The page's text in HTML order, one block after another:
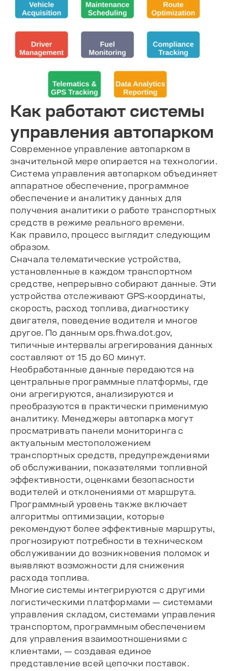
Как работают системы
управления автопарком
Современное управление автопарком в
значительной мере опирается на технологии.
Система управления автопарком объединяет
аппаратное обеспечение, программное
обеспечение и аналитику данных для
получения аналитики о работе транспортных
средств в режиме реального времени.
Как правило, процесс выглядит следующим
образом.
Сначала телематические устройства,
установленные в каждом транспортном
средстве, непрерывно собирают данные. Эти
устройства отслеживают GPS-координаты,
скорость, расход топлива, диагностику
двигателя, поведение водителя и многое
другое. По данным ops.fhwa.dot.gov,
типичные интервалы агрегирования данных
составляют от 15 до 60 минут.
Необработанные данные передаются на
центральные программные платформы, где
они агрегируются, анализируются и
преобразуются в практически применимую
аналитику. Менеджеры автопарка могут
просматривать панели мониторинга с
актуальным местоположением
транспортных средств, предупреждениями
об обслуживании, показателями топливной
эффективности, оценками безопасности
водителей и отклонениями от маршрута.
Программный уровень также включает
алгоритмы оптимизации, которые
рекомендуют более эффективные маршруты,
прогнозируют потребности в техническом
обслуживании до возникновения поломок и
выявляют возможности для снижения
расхода топлива.
Многие системы интегрируются с другими
логистическими платформами — системами
управления складом, системами управления
транспортом, программным обеспечением
для управления взаимоотношениями с
клиентами, — создавая единое
представление всей цепочки поставок.